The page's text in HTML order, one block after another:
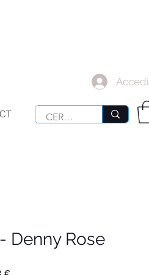
Accedi
Denny Rose